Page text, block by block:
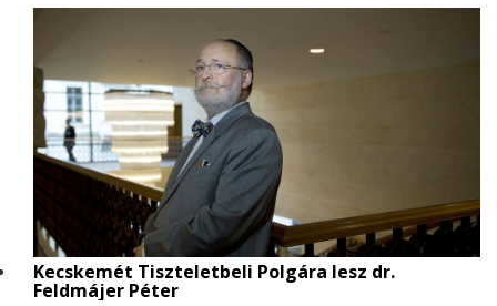
Kecskemét Tiszteletbeli Polgára lesz dr.
Feldmájer Péter